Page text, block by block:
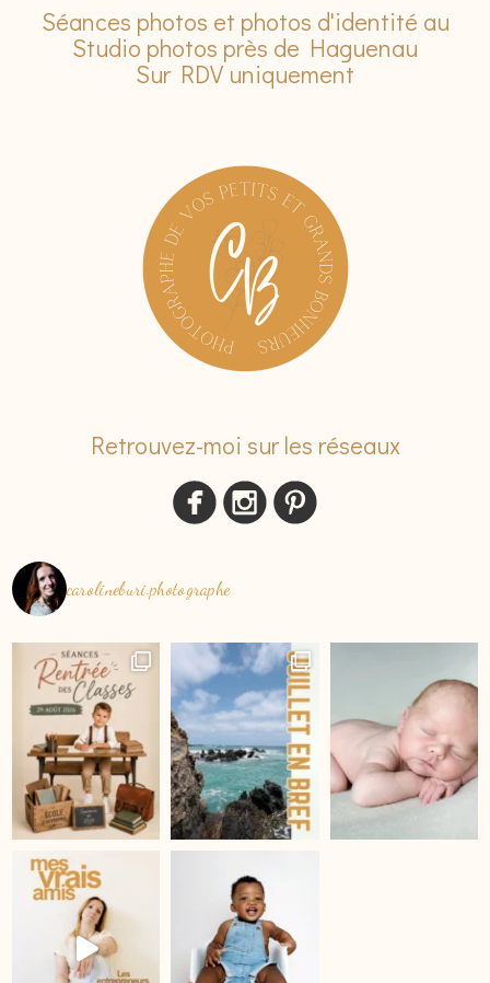
Séances photos et photos d'identité au
Studio photos près de Haguenau
Sur RDV uniquement
Retrouvez-moi sur les réseaux
carolineburi.photographe